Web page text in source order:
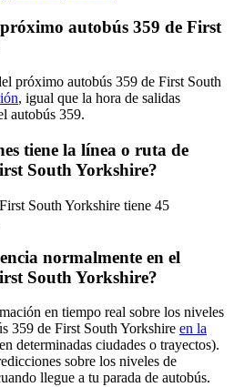
autobús 359 de First
próximo autobús 359 de First South
, igual que la hora de salidas
autobús 359.
tiene la línea o ruta de
South Yorkshire?
South Yorkshire tiene 45
normalmente en el
South Yorkshire?
en tiempo real sobre los niveles
359 de First South Yorkshire en la
determinadas ciudades o trayectos).
sobre los niveles de
llegue a tu parada de autobús.